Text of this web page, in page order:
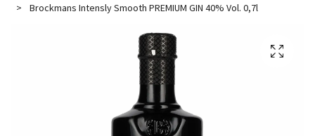
Brockmans Intensly Smooth PREMIUM GIN 40% Vol. 0,7l